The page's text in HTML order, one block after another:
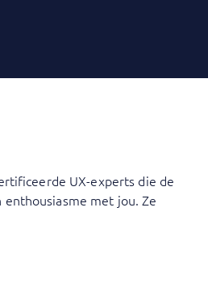
UX-experts die de
met jou. Ze